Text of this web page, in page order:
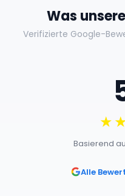
Was
Verifizierte Google-
Basierend
Alle